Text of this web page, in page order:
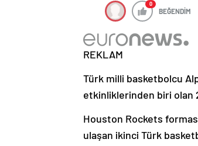
0
BEĞENDİM
REKLAM
Türk milli basketbolcu
etkinliklerinden biri olan
Houston Rockets
ulaşan ikinci Türk